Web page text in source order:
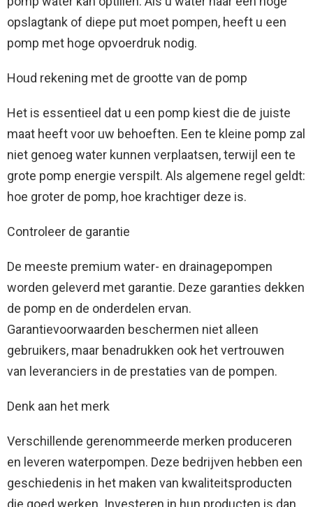
opslagtank of diepe put moet pompen, heeft u een
pomp met hoge opvoerdruk nodig.
Houd rekening met de grootte van de pomp
Het is essentieel dat u een pomp kiest die de juiste
maat heeft voor uw behoeften. Een te kleine pomp zal
niet genoeg water kunnen verplaatsen, terwijl een te
grote pomp energie verspilt. Als algemene regel geldt:
hoe groter de pomp, hoe krachtiger deze is.
Controleer de garantie
De meeste premium water- en drainagepompen
worden geleverd met garantie. Deze garanties dekken
de pomp en de onderdelen ervan.
Garantievoorwaarden beschermen niet alleen
gebruikers, maar benadrukken ook het vertrouwen
van leveranciers in de prestaties van de pompen.
Denk aan het merk
Verschillende gerenommeerde merken produceren
en leveren waterpompen. Deze bedrijven hebben een
geschiedenis in het maken van kwaliteitsproducten
die goed werken. Investeren in hun producten is dan